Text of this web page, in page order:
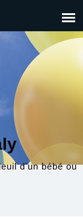
d'un bébé ou